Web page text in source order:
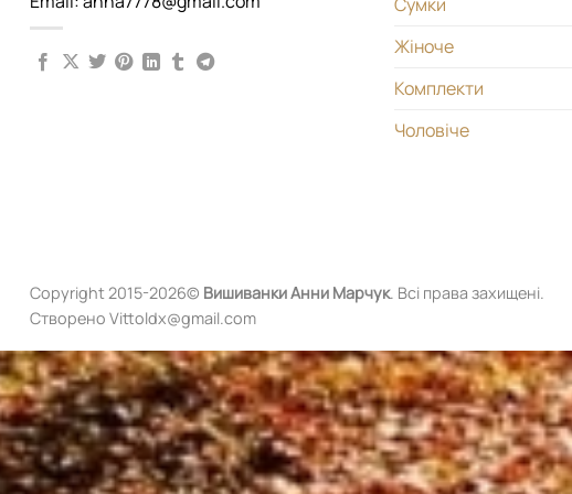
Жіноче
Комплекти
Чоловіче
Copyright 2015-2026© ВишиванкиАнни Марчук. Всі права захищені.
Створено Vittoldx@gmail.com